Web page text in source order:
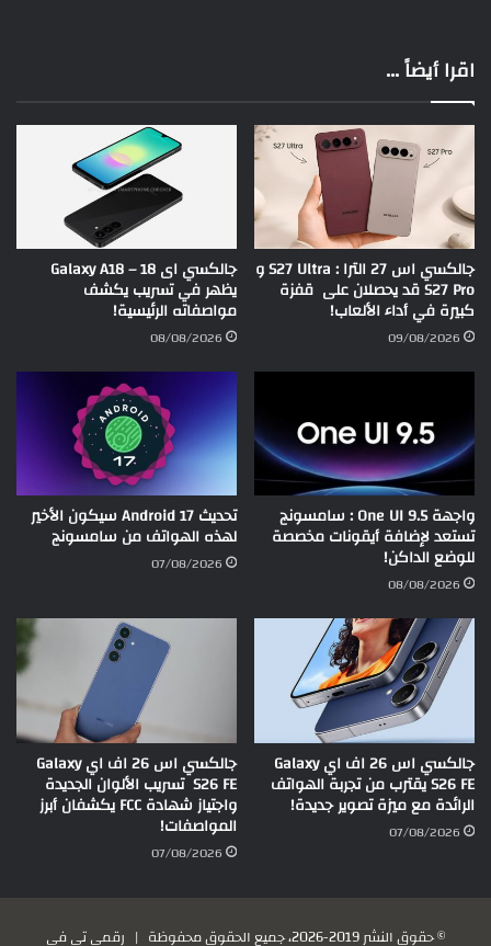
اقرا أيضاً ...
جالكسي اس 27 الترا : S27 Ultra و
S27 Pro قد يحصلان على قفزة
كبيرة في أداء الألعاب!
09/08/2026
جالكسي اى 18 – Galaxy A18
يظهر في تسريب يكشف
مواصفاته الرئيسية!
08/08/2026
واجهة One UI 9.5 : سامسونج
تستعد لإضافة أيقونات مخصصة
للوضع الداكن!
08/08/2026
تحديث Android 17 سيكون الأخير
لهذه الهواتف من سامسونج
07/08/2026
جالكسي اس 26 اف اي Galaxy
S26 FE يقترب من تجربة الهواتف
الرائدة مع ميزة تصوير جديدة!
07/08/2026
جالكسي اس 26 اف اي Galaxy
S26 FE تسريب الألوان الجديدة
واجتياز شهادة FCC يكشفان أبرز
المواصفات!
07/08/2026
© حقوق النشر 2019-2026، جميع الحقوق محفوظة | رقمي تي في